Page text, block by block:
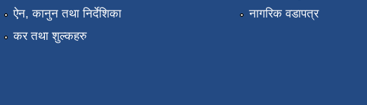
ऐन, कानुन तथा निर्देशिका
कर तथा शुल्कहरु
नागरिक वडापत्र